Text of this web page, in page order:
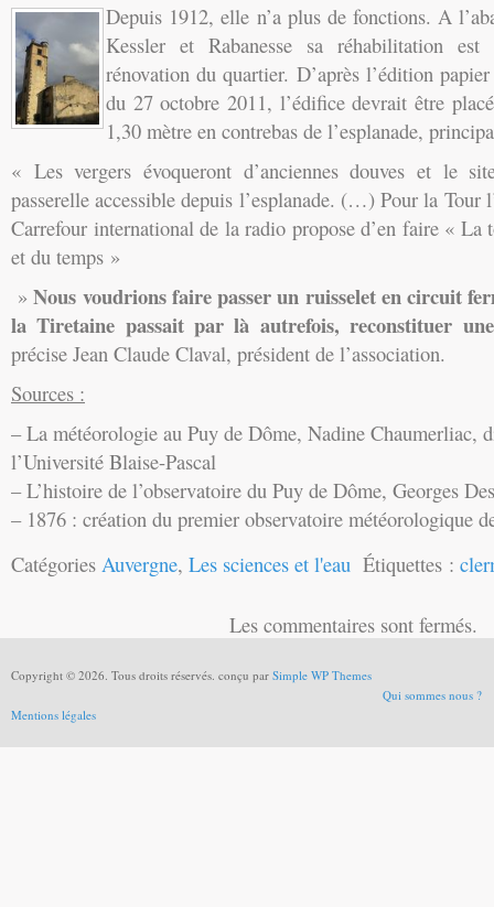
Depuis 1912, elle n’a plus de fonctions. A
Kessler et Rabanesse sa réhabilitation
rénovation du quartier. D’après l’édition
du 27 octobre 2011, l’édifice devrait être
1,30 mètre en contrebas de l’esplanade,
« Les vergers évoqueront d’anciennes douves et le
passerelle accessible depuis l’esplanade. (…) Pour la Tour
Carrefour international de la radio propose d’en faire « La
et du temps »
»Nous voudrions faire passer un ruisselet en circuit
la Tiretaine passait par là autrefois, reconstituer
précise Jean Claude Claval, président de l’association.
Sources :
– La météorologie au Puy de Dôme, Nadine Chaumerliac,
l’Université Blaise-Pascal
– L’histoire de l’observatoire du Puy de Dôme, Georges
– 1876 : création du premier observatoire météorologique
Catégories Auvergne, Les sciences et l'eau Étiquettes :
Les commentaires sont fermés.
Copyright © 2026. Tous droits réservés. conçu par Simple WP Themes
Qui sommes nous ?
Mentions légales